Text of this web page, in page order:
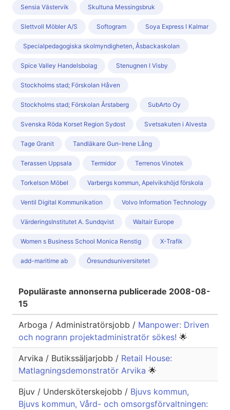
Sensia Västervik Skultuna Messingsbruk
Slettvoll Möbler A/S Softogram Soya Express I Kalmar
Specialpedagogiska skolmyndigheten, Åsbackaskolan
Spice Valley Handelsbolag Stenugnen I Visby
Stockholms stad; Förskolan Håven
Stockholms stad; Förskolan Årstaberg SubArto Oy
Svenska Röda Korset Region Sydost Svetsakuten i Alvesta
Tage Granit Tandläkare Gun-Irene Lång
Terassen Uppsala Termidor Terrenos Vinotek
Torkelson Möbel Varbergs kommun, Apelvikshöjd förskola
Ventil Digital Kommunikation Volvo Information Technology
VärderingsInstitutet A. Sundqvist Waltair Europe
Women s Business School Monica Renstig X-Trafik
add-maritime ab Öresundsuniversitetet
Populäraste annonserna publicerade 2008-08-
15
Arboga / Administratörsjobb / Manpower: Driven
och nogrann projektadministratör sökes! 🌟
Arvika / Butikssäljarjobb / Retail House:
Matlagningsdemonstratör Arvika 🌟
Bjuv / Undersköterskejobb / Bjuvs kommun,
Bjuvs kommun, Vård- och omsorgsförvaltningen: